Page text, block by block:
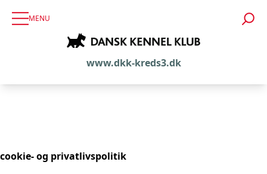
MENU
www.dkk-kreds3.dk
cookie- og privatlivspolitik